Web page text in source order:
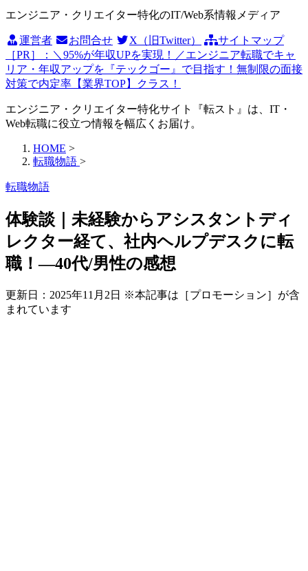
エンジニア・クリエイター特化のIT/Web系情報メディア
運営者 お問合せ X（旧Twitter）
サイトマップ
［PR］：＼95%が年収UPを実現！／エンジニア転職でキャ
リア・年収アップを『テックゴー』で目指す！無制限の面接
対策で内定率【業界TOP】クラス！
エンジニア・クリエイター特化サイト『転スト』は、IT・
Web転職に役立つ情報を幅広くお届け。
HOME >
転職物語 >
転職物語
体験談｜未経験からアシスタントディ
レクター経て、社内ヘルプデスクに転
職！―40代/男性の感想
更新日： 2025年11月2日 ※本記事は［プロモーション］が含
まれています